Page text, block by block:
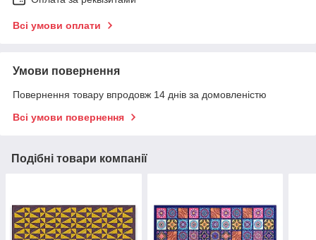
Всі умови оплати
Умови повернення
Повернення товару впродовж 14 днів за домовленістю
Всі умови повернення
Подібні товари компанії